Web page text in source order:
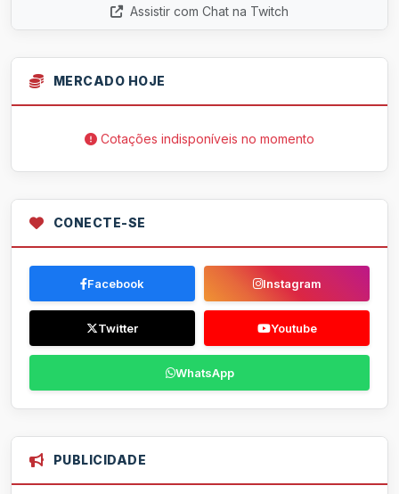
Assistir com Chat na Twitch
MERCADO HOJE
Cotações indisponíveis no momento
CONECTE-SE
Facebook Instagram
Twitter Youtube
WhatsApp
PUBLICIDADE